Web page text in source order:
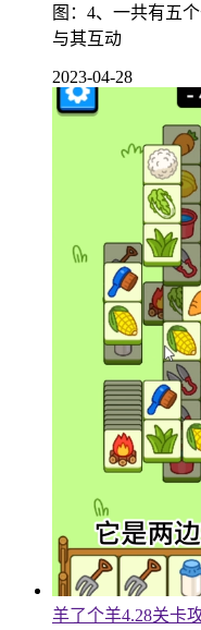
图：4、一共有五
与其互动
2023-04-28
羊了个羊4.28关卡